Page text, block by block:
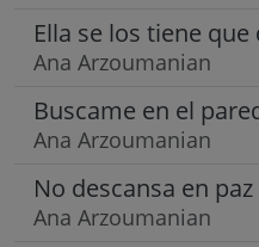
Ella se los tiene que
Ana Arzoumanian
Buscame en el
Ana Arzoumanian
No descansa en paz
Ana Arzoumanian